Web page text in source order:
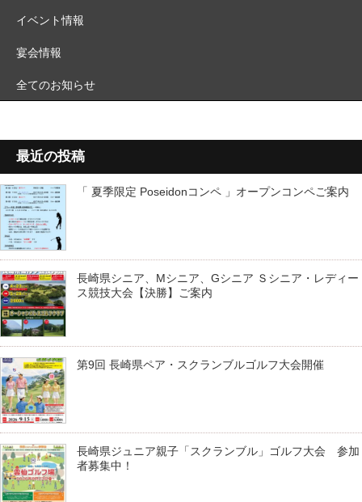
イベント情報
宴会情報
全てのお知らせ
最近の投稿
「 夏季限定 Poseidonコンペ 」オープンコンペご案内
長崎県シニア、Mシニア、Gシニア Ｓシニア・レディー
ス競技大会【決勝】ご案内
第9回 長崎県ペア・スクランブルゴルフ大会開催
長崎県ジュニア親子「スクランブル」ゴルフ大会 参加
者募集中！